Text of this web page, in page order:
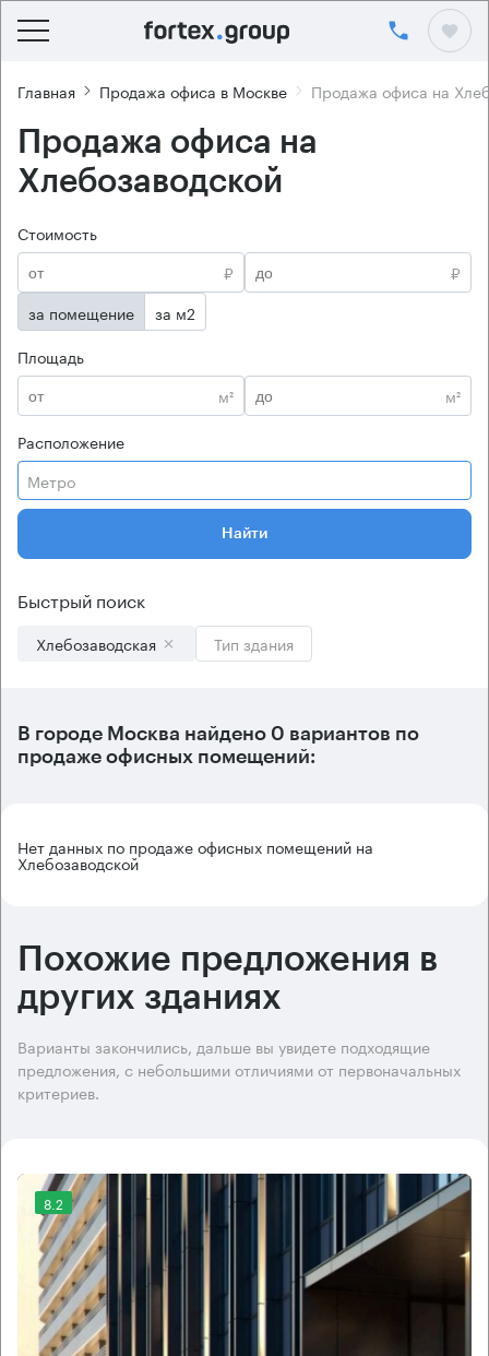
Главная Продажа офиса в Москве Продажа офиса на
Продажа офиса на
Хлебозаводской
Стоимость
₽
₽
за помещение
за м2
Площадь
м²
м²
Расположение
Метро
Найти
Быстрый поиск
Хлебозаводская Тип здания
В городе Москва найдено 0 вариантов по
продаже офисных помещений:
Нет данных по продаже офисных помещений на
Хлебозаводской
Похожие предложения в
других зданиях
Варианты закончились, дальше вы увидете подходящие
предложения, с небольшими отличиями от первоначальных
критериев.
8.2